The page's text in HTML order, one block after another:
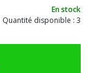
En stock
Quantité disponible : 3